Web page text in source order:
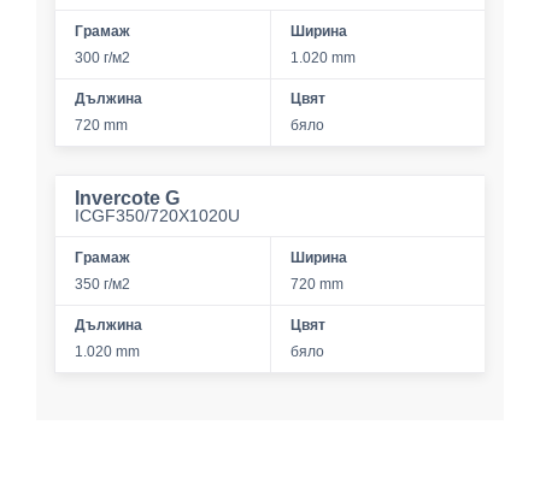
Грамаж
300 г/м2
Ширина
1.020 mm
Дължина
720 mm
Цвят
бяло
Invercote G
ICGF350/720X1020U
Грамаж
350 г/м2
Ширина
720 mm
Дължина
1.020 mm
Цвят
бяло